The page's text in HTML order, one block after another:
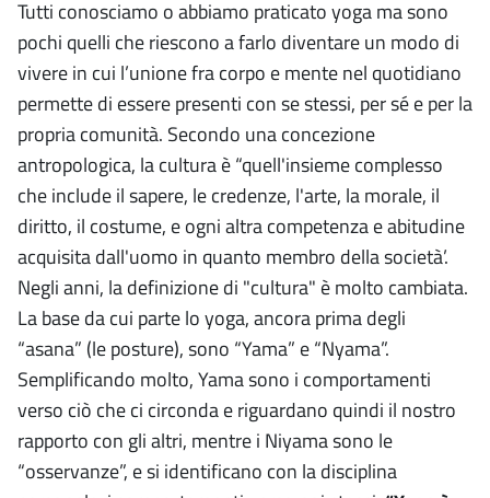
Tutti conosciamo o abbiamo praticato yoga ma sono
pochi quelli che riescono a farlo diventare un modo di
vivere in cui l’unione fra corpo e mente nel quotidiano
permette di essere presenti con se stessi, per sé e per la
propria comunità. Secondo una concezione
antropologica, la cultura è “quell'insieme complesso
che include il sapere, le credenze, l'arte, la morale, il
diritto, il costume, e ogni altra competenza e abitudine
acquisita dall'uomo in quanto membro della società’.
Negli anni, la definizione di "cultura" è molto cambiata.
La base da cui parte lo yoga, ancora prima degli
“asana” (le posture), sono “Yama” e “Nyama”.
Semplificando molto, Yama sono i comportamenti
verso ciò che ci circonda e riguardano quindi il nostro
rapporto con gli altri, mentre i Niyama sono le
“osservanze”, e si identificano con la disciplina